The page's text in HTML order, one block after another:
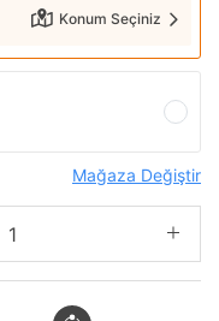
Konum Seçiniz
Mağaza Değiştir